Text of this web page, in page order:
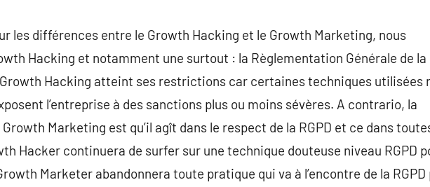
les différences entre le Growth Hacking et le Growth Marketing, nous
Hacking et notamment une surtout : la Règlementation Générale de la
Hacking atteint ses restrictions car certaines techniques utilisées
l’entreprise à des sanctions plus ou moins sévères. A contrario, la
Marketing est qu’il agît dans le respect de la RGPD et ce dans
Hacker continuera de surfer sur une technique douteuse niveau RGPD
Marketer abandonnera toute pratique qui va à l’encontre de la RGPD